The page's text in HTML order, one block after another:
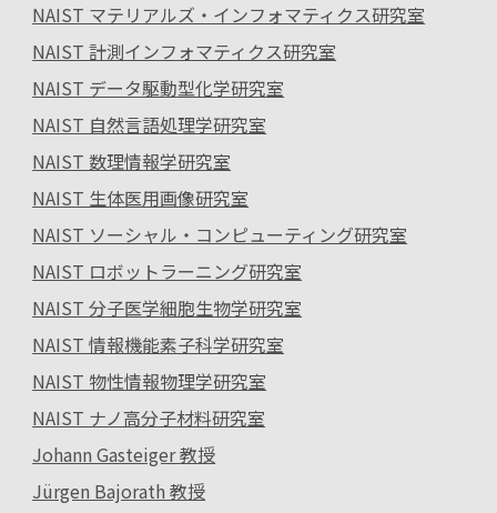
NAIST マテリアルズ・インフォマティクス研究室
NAIST 計測インフォマティクス研究室
NAIST データ駆動型化学研究室
NAIST 自然言語処理学研究室
NAIST 数理情報学研究室
NAIST 生体医用画像研究室
NAIST ソーシャル・コンピューティング研究室
NAIST ロボットラーニング研究室
NAIST 分子医学細胞生物学研究室
NAIST 情報機能素子科学研究室
NAIST 物性情報物理学研究室
NAIST ナノ高分子材料研究室
Johann Gasteiger 教授
Jürgen Bajorath 教授